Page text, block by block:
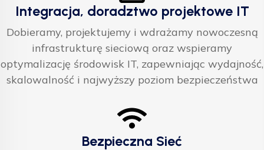
Integracja, doradztwo projektowe IT
Dobieramy, projektujemy i wdrażamy nowoczesną
infrastrukturę sieciową oraz wspieramy
optymalizację środowisk IT, zapewniając wydajność,
skalowalność i najwyższy poziom bezpieczeństwa
Bezpieczna Sieć